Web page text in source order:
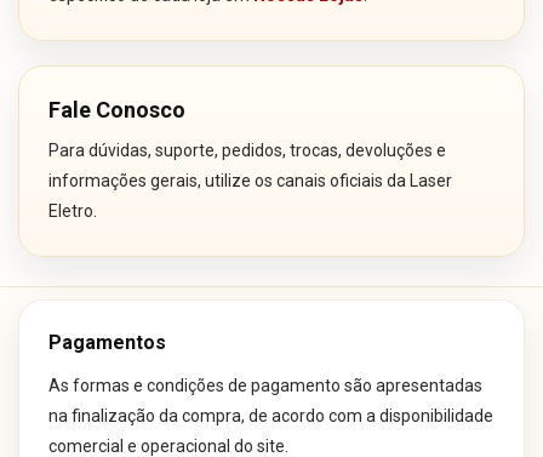
Fale Conosco
Para dúvidas, suporte, pedidos, trocas, devoluções e
informações gerais, utilize os canais oficiais da Laser
Eletro.
Pagamentos
As formas e condições de pagamento são apresentadas
na finalização da compra, de acordo com a disponibilidade
comercial e operacional do site.